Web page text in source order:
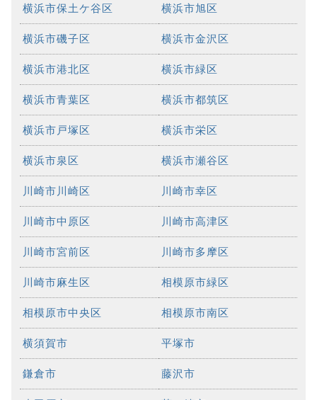
横浜市保土ケ谷区 横浜市旭区
横浜市磯子区 横浜市金沢区
横浜市港北区 横浜市緑区
横浜市青葉区 横浜市都筑区
横浜市戸塚区 横浜市栄区
横浜市泉区 横浜市瀬谷区
川崎市川崎区 川崎市幸区
川崎市中原区 川崎市高津区
川崎市宮前区 川崎市多摩区
川崎市麻生区 相模原市緑区
相模原市中央区 相模原市南区
横須賀市 平塚市
鎌倉市 藤沢市